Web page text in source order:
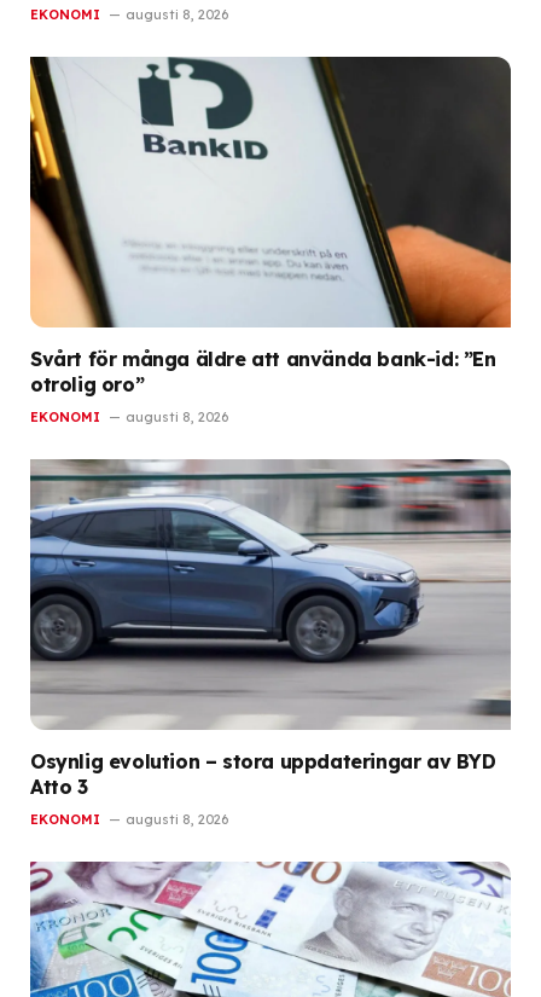
EKONOMI augusti 8, 2026
Svårt för många äldre att använda bank-id: ”En
otrolig oro”
EKONOMI augusti 8, 2026
Osynlig evolution – stora uppdateringar av BYD
Atto 3
EKONOMI augusti 8, 2026